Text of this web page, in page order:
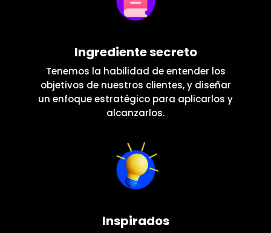
Ingrediente secreto
Tenemos la habilidad de entender los
objetivos de nuestros clientes, y diseñar
un enfoque estratégico para aplicarlos y
alcanzarlos.
Inspirados